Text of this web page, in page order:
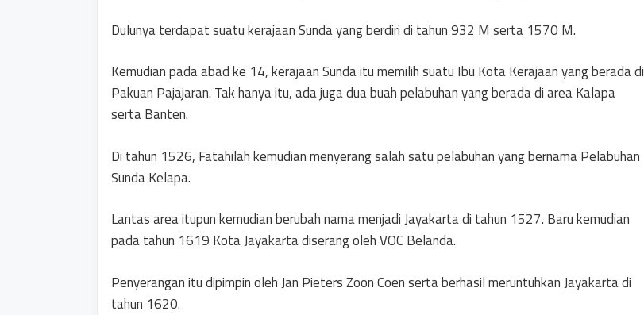
Dulunya terdapat suatu kerajaan Sunda yang berdiri di tahun 932 M serta 1570 M.
Kemudian pada abad ke 14, kerajaan Sunda itu memilih suatu Ibu Kota Kerajaan yang berada di
Pakuan Pajajaran. Tak hanya itu, ada juga dua buah pelabuhan yang berada di area Kalapa
serta Banten.
Di tahun 1526, Fatahilah kemudian menyerang salah satu pelabuhan yang bernama Pelabuhan
Sunda Kelapa.
Lantas area itupun kemudian berubah nama menjadi Jayakarta di tahun 1527. Baru kemudian
pada tahun 1619 Kota Jayakarta diserang oleh VOC Belanda.
Penyerangan itu dipimpin oleh Jan Pieters Zoon Coen serta berhasil meruntuhkan Jayakarta di
tahun 1620.